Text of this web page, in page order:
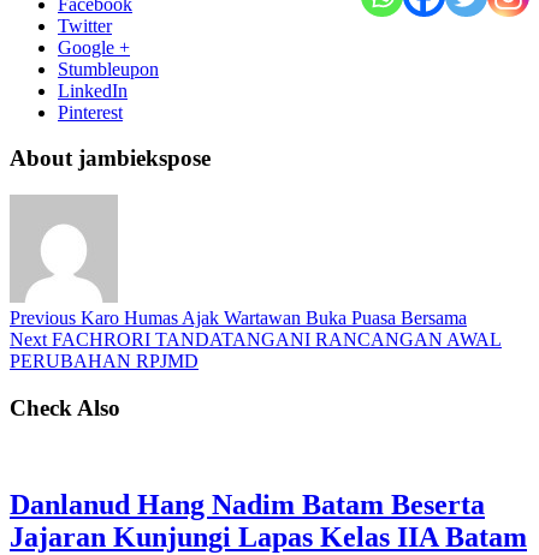
Twitter
Google +
Stumbleupon
LinkedIn
Pinterest
About jambiekspose
Previous Karo Humas Ajak Wartawan Buka Puasa Bersama
Next FACHRORI TANDATANGANI RANCANGAN AWAL
PERUBAHAN RPJMD
Check Also
Danlanud Hang Nadim Batam Beserta
Jajaran Kunjungi Lapas Kelas IIA Batam